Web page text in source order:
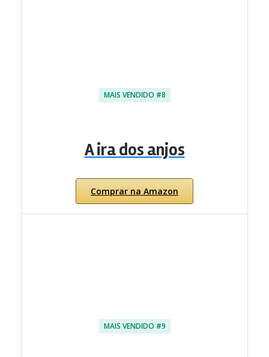
MAIS VENDIDO #8
A ira dos anjos
Comprar na Amazon
MAIS VENDIDO #9